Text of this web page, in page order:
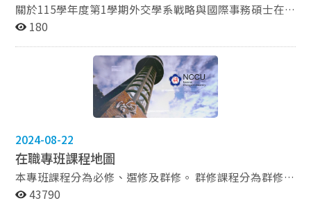
關於115學年度第1學期外交學系戰略與國際事務碩士在
職專班授課日期一覽表，請參照圖示。 圖示為專班公告授
公告同學周知。 擬修課同學請參考本則公告圖示，並依本
校初選或加退選階段進行選課。 115學年度第1學期開學
日為115/09/07(一) 【選課日程】 線上加退選：
115/09/07(一)9:00~115/09/14(一)17:00 止 紙本加簽暨
退課：115/09/15(二)9:00~115/09/21(一)12:00 止 E-
115/09/23(三)9:00~115/09/29(二)17:00 止 上述日程以
本校教務處註冊組公告之選課訊息為主。 詳細說明請參
考： →教務處選課資訊 →課程大綱請見 政大全校課程查
詢系統 相關疑問請洽專班助教 dip50956@nccu.edu.tw
180
2024-08-22
在職專班課程地圖
本專班課程分為必修、選修及群修。 群修課程分為群修一
與群修二： 群修一區域研究必須於10門類別中選修1門，
43790